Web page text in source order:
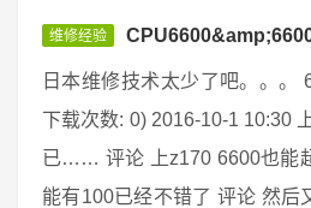
维修经验
日本维修技术太少了吧。。。
下载次数: 0) 2016-10-1 10:30
已…… 评论 上z170 6600也能
能有100已经不错了 评论 然后